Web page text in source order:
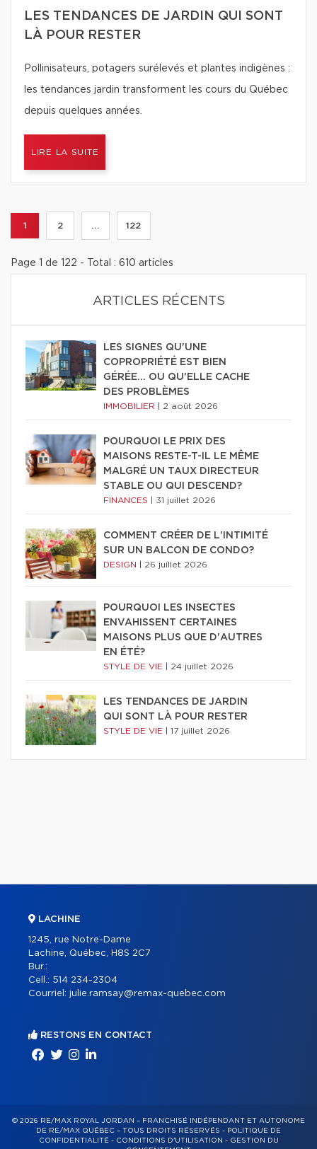
LES TENDANCES DE JARDIN QUI SONT
LÀ POUR RESTER
Pollinisateurs, potagers surélevés et plantes indigènes :
les tendances jardin transforment les cours du Québec
depuis quelques années.
LIRE LA SUITE
1 2 ... 122
Page 1 de 122 - Total : 610 articles
ARTICLES RÉCENTS
LES SIGNES QU'UNE
COPROPRIÉTÉ EST BIEN
GÉRÉE… OU QU'ELLE CACHE
DES PROBLÈMES
IMMOBILIER 2 août 2026
POURQUOI LE PRIX DES
MAISONS RESTE-T-IL LE MÊME
MALGRÉ UN TAUX DIRECTEUR
STABLE OU QUI DESCEND?
FINANCES 31 juillet 2026
COMMENT CRÉER DE L'INTIMITÉ
SUR UN BALCON DE CONDO?
DESIGN 26 juillet 2026
POURQUOI LES INSECTES
ENVAHISSENT CERTAINES
MAISONS PLUS QUE D'AUTRES
EN ÉTÉ?
STYLE DE VIE 24 juillet 2026
LES TENDANCES DE JARDIN
QUI SONT LÀ POUR RESTER
STYLE DE VIE 17 juillet 2026
LACHINE
1245, rue Notre-Dame
Lachine, Québec, H8S 2C7
Bur.:
Cell.: 514 234-2304
Courriel: julie.ramsay@remax-quebec.com
RESTONS EN CONTACT
© 2026 RE/MAX ROYAL JORDAN – FRANCHISÉ INDÉPENDANT ET AUTONOME
DE RE/MAX QUÉBEC – TOUS DROITS RÉSERVÉS - POLITIQUE DE
CONFIDENTIALITÉ- CONDITIONS D'UTILISATION - GESTION DU